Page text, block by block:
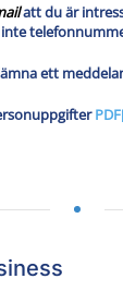
att du är
ett